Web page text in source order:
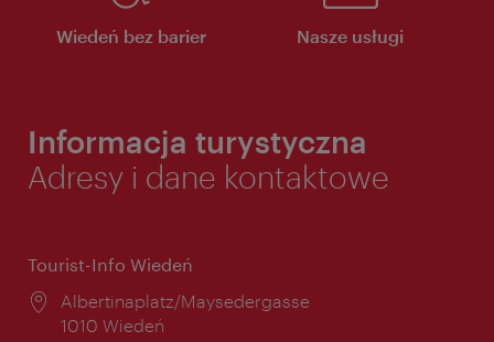
Wiedeń bez barier Nasze usługi
Informacja turystyczna
Adresy i dane kontaktowe
Tourist-Info Wiedeń
Miejsce:
Albertinaplatz/Maysedergasse
1010 Wiedeń